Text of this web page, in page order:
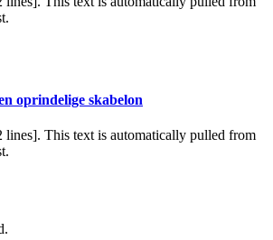
oprindelige skabelon
lines]. This text is automatically pulled from